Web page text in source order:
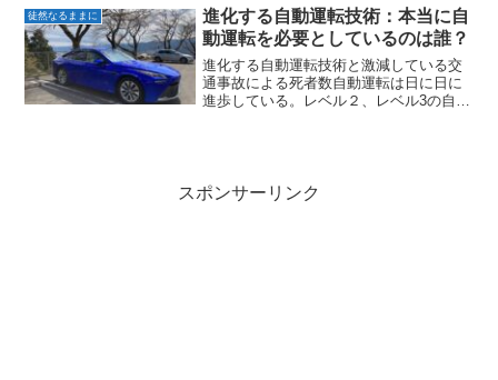
間の入院生活を送っていた。私にと
て”母”と”RBG氏”とそ...
徒然なるままに
進化する自動運転技術：本当に自
動運転を必要としているのは誰？
進化する自動運転技術と激減している交
通事故による死者数自動運転は日に日に
進歩している。レベル２、レベル3の自動
スポンサーリンク